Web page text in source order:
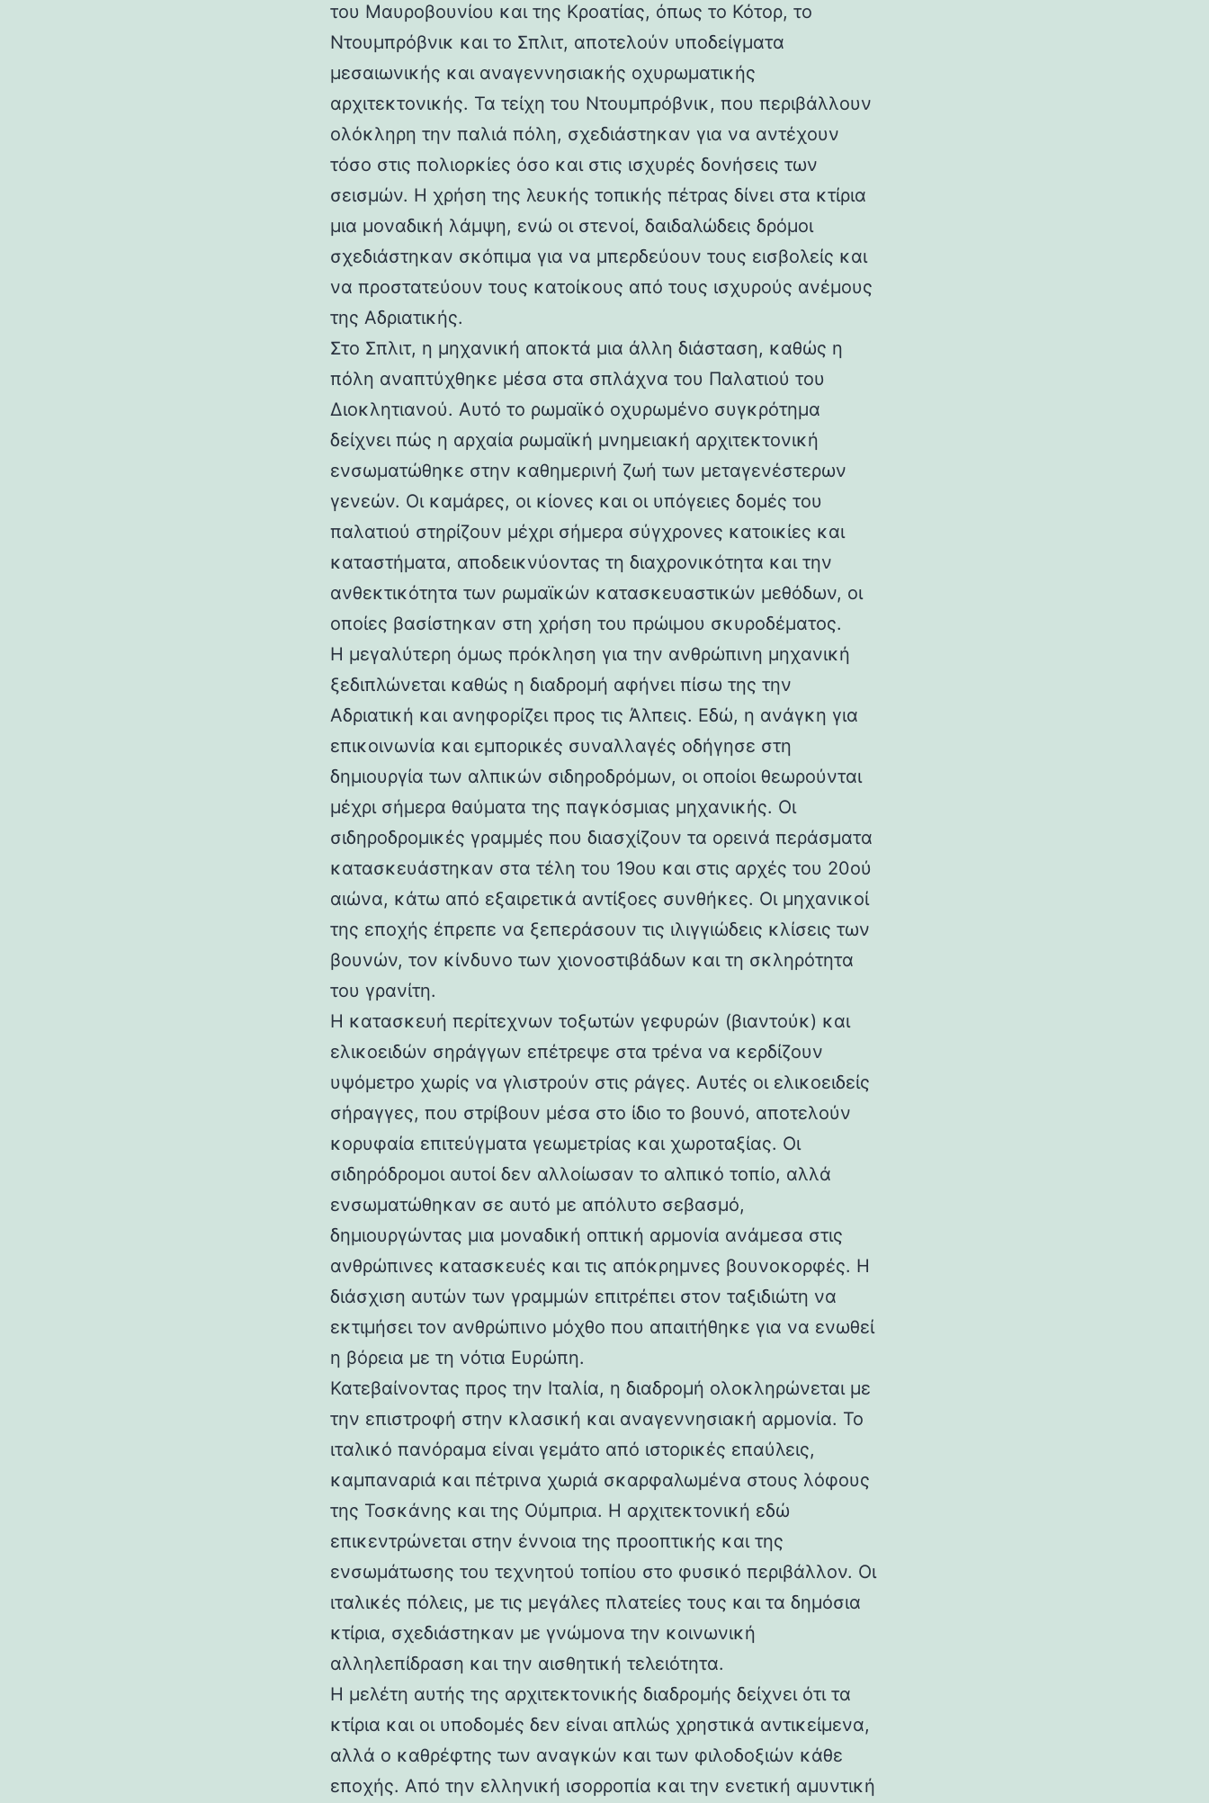
του Μαυροβουνίου και της Κροατίας, όπως το Κότορ, το
Ντουμπρόβνικ και το Σπλιτ, αποτελούν υποδείγματα
μεσαιωνικής και αναγεννησιακής οχυρωματικής
αρχιτεκτονικής. Τα τείχη του Ντουμπρόβνικ, που περιβάλλουν
ολόκληρη την παλιά πόλη, σχεδιάστηκαν για να αντέχουν
τόσο στις πολιορκίες όσο και στις ισχυρές δονήσεις των
σεισμών. Η χρήση της λευκής τοπικής πέτρας δίνει στα κτίρια
μια μοναδική λάμψη, ενώ οι στενοί, δαιδαλώδεις δρόμοι
σχεδιάστηκαν σκόπιμα για να μπερδεύουν τους εισβολείς και
να προστατεύουν τους κατοίκους από τους ισχυρούς ανέμους
της Αδριατικής.
Στο Σπλιτ, η μηχανική αποκτά μια άλλη διάσταση, καθώς η
πόλη αναπτύχθηκε μέσα στα σπλάχνα του Παλατιού του
Διοκλητιανού. Αυτό το ρωμαϊκό οχυρωμένο συγκρότημα
δείχνει πώς η αρχαία ρωμαϊκή μνημειακή αρχιτεκτονική
ενσωματώθηκε στην καθημερινή ζωή των μεταγενέστερων
γενεών. Οι καμάρες, οι κίονες και οι υπόγειες δομές του
παλατιού στηρίζουν μέχρι σήμερα σύγχρονες κατοικίες και
καταστήματα, αποδεικνύοντας τη διαχρονικότητα και την
ανθεκτικότητα των ρωμαϊκών κατασκευαστικών μεθόδων, οι
οποίες βασίστηκαν στη χρήση του πρώιμου σκυροδέματος.
Η μεγαλύτερη όμως πρόκληση για την ανθρώπινη μηχανική
ξεδιπλώνεται καθώς η διαδρομή αφήνει πίσω της την
Αδριατική και ανηφορίζει προς τις Άλπεις. Εδώ, η ανάγκη για
επικοινωνία και εμπορικές συναλλαγές οδήγησε στη
δημιουργία των αλπικών σιδηροδρόμων, οι οποίοι θεωρούνται
μέχρι σήμερα θαύματα της παγκόσμιας μηχανικής. Οι
σιδηροδρομικές γραμμές που διασχίζουν τα ορεινά περάσματα
κατασκευάστηκαν στα τέλη του 19ου και στις αρχές του 20ού
αιώνα, κάτω από εξαιρετικά αντίξοες συνθήκες. Οι μηχανικοί
της εποχής έπρεπε να ξεπεράσουν τις ιλιγγιώδεις κλίσεις των
βουνών, τον κίνδυνο των χιονοστιβάδων και τη σκληρότητα
του γρανίτη.
Η κατασκευή περίτεχνων τοξωτών γεφυρών (βιαντούκ) και
ελικοειδών σηράγγων επέτρεψε στα τρένα να κερδίζουν
υψόμετρο χωρίς να γλιστρούν στις ράγες. Αυτές οι ελικοειδείς
σήραγγες, που στρίβουν μέσα στο ίδιο το βουνό, αποτελούν
κορυφαία επιτεύγματα γεωμετρίας και χωροταξίας. Οι
σιδηρόδρομοι αυτοί δεν αλλοίωσαν το αλπικό τοπίο, αλλά
ενσωματώθηκαν σε αυτό με απόλυτο σεβασμό,
δημιουργώντας μια μοναδική οπτική αρμονία ανάμεσα στις
ανθρώπινες κατασκευές και τις απόκρημνες βουνοκορφές. Η
διάσχιση αυτών των γραμμών επιτρέπει στον ταξιδιώτη να
εκτιμήσει τον ανθρώπινο μόχθο που απαιτήθηκε για να ενωθεί
η βόρεια με τη νότια Ευρώπη.
Κατεβαίνοντας προς την Ιταλία, η διαδρομή ολοκληρώνεται με
την επιστροφή στην κλασική και αναγεννησιακή αρμονία. Το
ιταλικό πανόραμα είναι γεμάτο από ιστορικές επαύλεις,
καμπαναριά και πέτρινα χωριά σκαρφαλωμένα στους λόφους
της Τοσκάνης και της Ούμπρια. Η αρχιτεκτονική εδώ
επικεντρώνεται στην έννοια της προοπτικής και της
ενσωμάτωσης του τεχνητού τοπίου στο φυσικό περιβάλλον. Οι
ιταλικές πόλεις, με τις μεγάλες πλατείες τους και τα δημόσια
κτίρια, σχεδιάστηκαν με γνώμονα την κοινωνική
αλληλεπίδραση και την αισθητική τελειότητα.
Η μελέτη αυτής της αρχιτεκτονικής διαδρομής δείχνει ότι τα
κτίρια και οι υποδομές δεν είναι απλώς χρηστικά αντικείμενα,
αλλά ο καθρέφτης των αναγκών και των φιλοδοξιών κάθε
εποχής. Από την ελληνική ισορροπία και την ενετική αμυντική